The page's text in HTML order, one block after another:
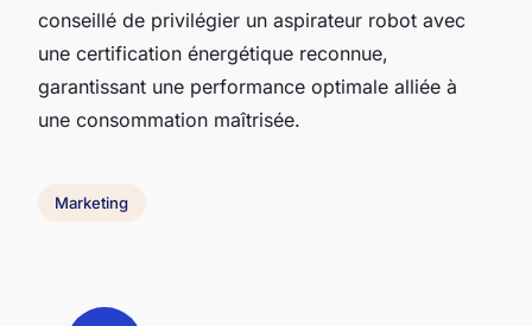
conseillé de privilégier un aspirateur robot avec
une certification énergétique reconnue,
garantissant une performance optimale alliée à
une consommation maîtrisée.
Marketing